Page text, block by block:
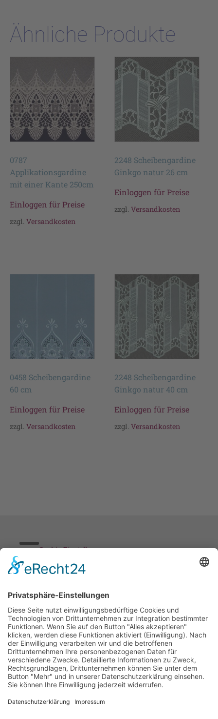
Ähnliche Produkte
0787
Applikationsgardine
mit einer Kante 250cm
Einloggen für Preise
zzgl. Versandkosten
2248 Scheibengardine
Ginkgo natur 26 cm
Einloggen für Preise
zzgl.Versandkosten
0458 Scheibengardine
60 cm
Einloggen für Preise
zzgl. Versandkosten
2248 Scheibengardine
Ginkgo natur 40 cm
Einloggen für Preise
zzgl.Versandkosten
Cookie-Einstellungen
Stickereien & Textilien GmbH| Alle Rechte vorbehalten